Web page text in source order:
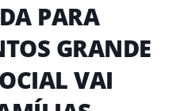
PARA
GRANDE
VAI